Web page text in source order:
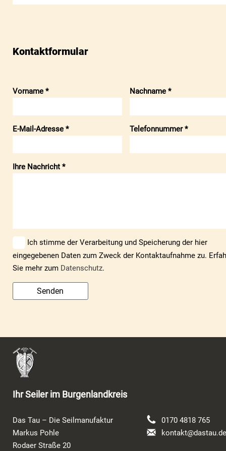
Vorname * Nachname *
E-Mail-Adresse * Telefonnummer *
Ihre Nachricht *
Ich stimme der Verarbeitung und Speicherung der hier
eingegebenen Daten zum Zweck der Kontaktaufnahme zu.
Sie mehr zum Datenschutz.
Senden
Kontaktformular
Ihr Seiler im Burgenlandkreis
Das Tau – Die Seilmanufaktur
Markus Pohle
Rodaer Straße 20
0170 4818 765
kontakt@dastau.de